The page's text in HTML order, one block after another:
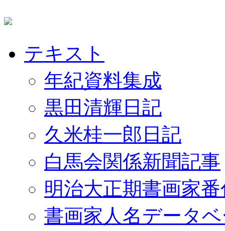
テキスト
年紀資料集成
黒田清輝日記
久米桂一郎日記
白馬会関係新聞記事
明治大正期書画家
書画家人名データ